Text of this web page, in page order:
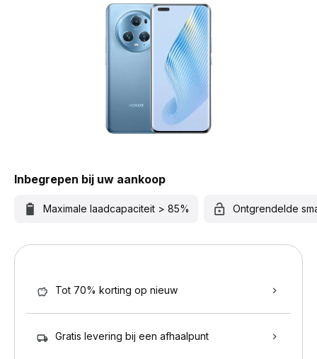
Inbegrepen bij uw aankoop
Maximale laadcapaciteit > 85% Ontgrendelde
Tot 70% korting op nieuw
Gratis levering bij een afhaalpunt